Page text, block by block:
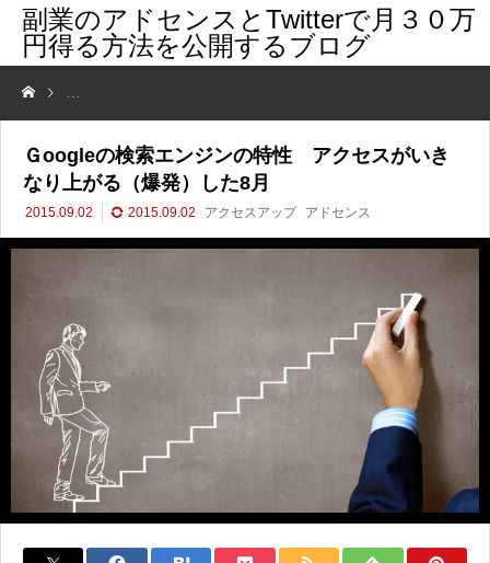
副業のアドセンスとTwitterで月３０万
円得る方法を公開するブログ
Ｇoogleの検索エンジンの特性 アクセスがいきなり上がる（爆発）し
Ｇoogleの検索エンジンの特性 アクセスがいき
なり上がる（爆発）した8月
2015.09.02 2015.09.02 アクセスアップ アドセンス